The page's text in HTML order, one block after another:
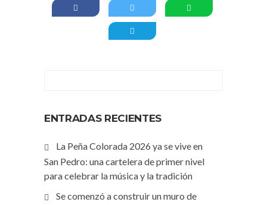
ENTRADAS RECIENTES
La Peña Colorada 2026 ya se vive en
San Pedro: una cartelera de primer nivel
para celebrar la música y la tradición
Se comenzó a construir un muro de